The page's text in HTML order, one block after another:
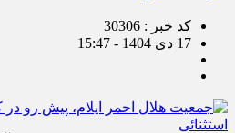
کد خبر : 30306
17 دی 1404 - 15:47